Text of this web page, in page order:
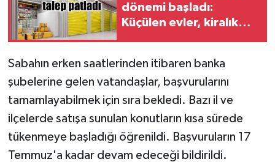
dönemi başladı:
Küçülen evler, kiralık
Sabahın erken saatlerinden itibaren banka
şubelerine gelen vatandaşlar, başvurularını
tamamlayabilmek için sıra bekledi. Bazı il ve
ilçelerde satışa sunulan konutların kısa sürede
tükenmeye başladığı öğrenildi. Başvuruların 17
Temmuz'a kadar devam edeceği bildirildi.